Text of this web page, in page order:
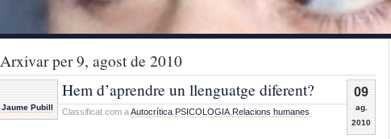
Arxivar per 9, agost de 2010
09
ag.
2010
Jaume Pubill
Hem d’aprendre un llenguatge diferent?
Classificat com aAutocrítica PSICOLOGIA Relacions humanes